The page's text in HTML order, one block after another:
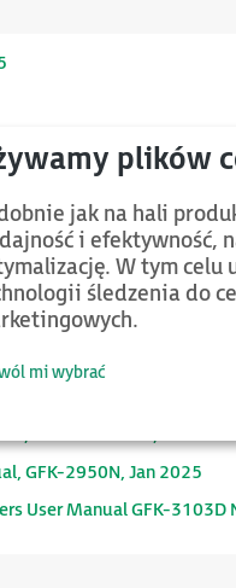
MODULE WITH
BCAD,
24 VDC, 80 W, IPI,
USER MANUAL, GFK-
GFK-2950N, Jan 2025
User Manual GFK-3103D
jak na hali
i efektywność,
W tym celu
śledzenia do
mi wybrać